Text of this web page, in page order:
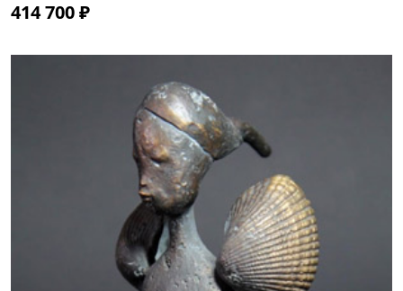
414 700 ₽